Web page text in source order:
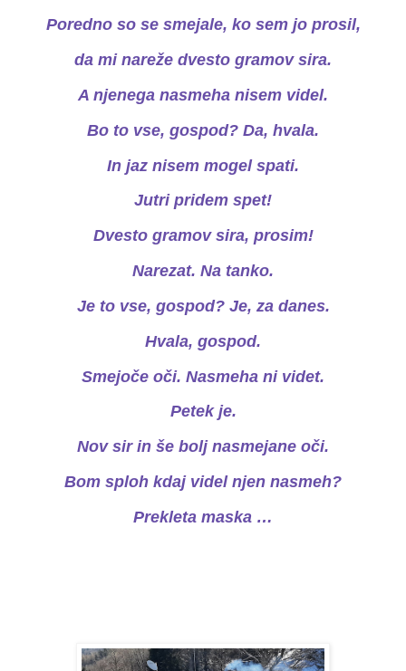
Poredno so se smejale, ko sem jo prosil,
da mi nareže dvesto gramov sira.
A njenega nasmeha nisem videl.
Bo to vse, gospod? Da, hvala.
In jaz nisem mogel spati.
Jutri pridem spet!
Dvesto gramov sira, prosim!
Narezat. Na tanko.
Je to vse, gospod? Je, za danes.
Hvala, gospod.
Smejoče oči. Nasmeha ni videt.
Petek je.
Nov sir in še bolj nasmejane oči.
Bom sploh kdaj videl njen nasmeh?
Prekleta maska …